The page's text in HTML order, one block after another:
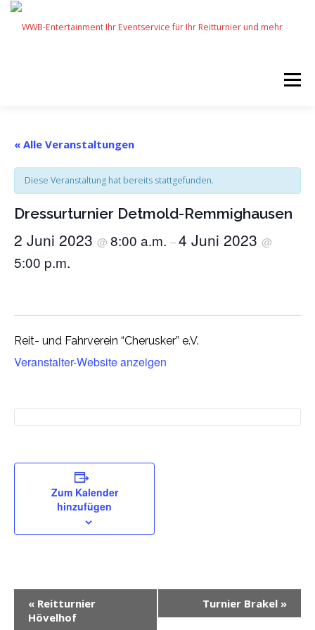
Zum
springen
Menü
UNSERE PARTNER IMPRESSUM
« Alle Veranstaltungen
Diese Veranstaltung hat bereits stattgefunden.
Dressurturnier Detmold-Remmighausen
2 Juni 2023 @ 8:00 a.m. –4 Juni 2023 @
5:00 p.m.
Reit- und Fahrverein “Cherusker” e.V.
Veranstalter-Website anzeigen
Zum Kalender
hinzufügen
« Reitturnier
Hövelhof
Turnier Brakel »